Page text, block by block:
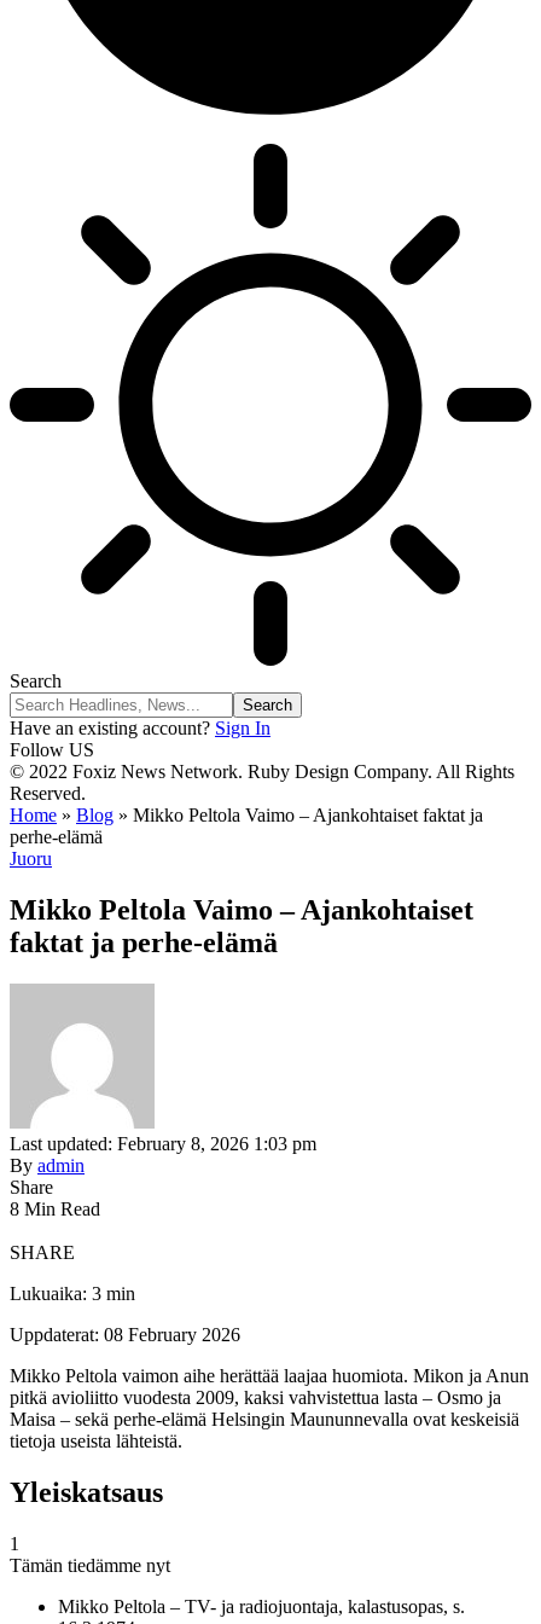
Search
Have an existing account? Sign In
Follow US
© 2022 Foxiz News Network. Ruby Design Company. All Rights
Reserved.
Home » Blog » Mikko Peltola Vaimo – Ajankohtaiset faktat ja
perhe-elämä
Juoru
Mikko Peltola Vaimo – Ajankohtaiset
faktat ja perhe-elämä
Last updated: February 8, 2026 1:03 pm
By admin
Share
8 Min Read
SHARE
Lukuaika: 3 min
Uppdaterat: 08 February 2026
Mikko Peltola vaimon aihe herättää laajaa huomiota. Mikon ja Anun
pitkä avioliitto vuodesta 2009, kaksi vahvistettua lasta – Osmo ja
Maisa – sekä perhe-elämä Helsingin Maununnevalla ovat keskeisiä
tietoja useista lähteistä.
Yleiskatsaus
1
Tämän tiedämme nyt
Mikko Peltola – TV- ja radiojuontaja, kalastusopas, s.